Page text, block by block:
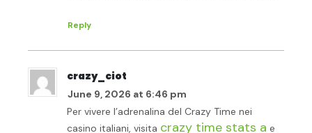
Reply
crazy_ciot
June 9, 2026 at 6:46 pm
Per vivere l’adrenalina del Crazy Time nei
casino italiani, visita crazy time stats a e